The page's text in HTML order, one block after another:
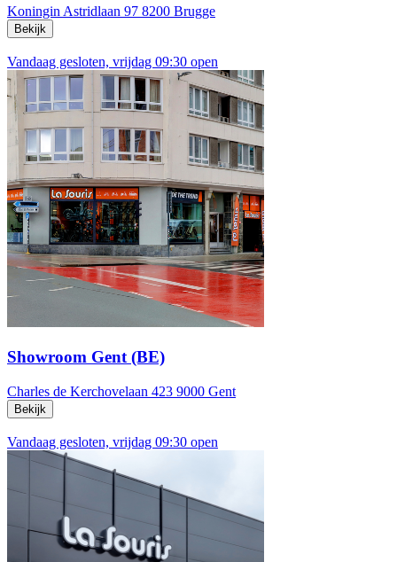
Koningin Astridlaan 97 8200 Brugge
Bekijk
Vandaag gesloten, vrijdag 09:30 open
Showroom Gent (BE)
Charles de Kerchovelaan 423 9000 Gent
Bekijk
Vandaag gesloten, vrijdag 09:30 open